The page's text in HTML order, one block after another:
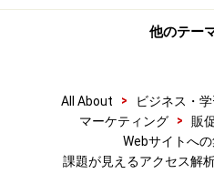
他のテー
All About > ビジネス・学
マーケティング
> 販
Webサイトへ
課題が見えるアクセス解